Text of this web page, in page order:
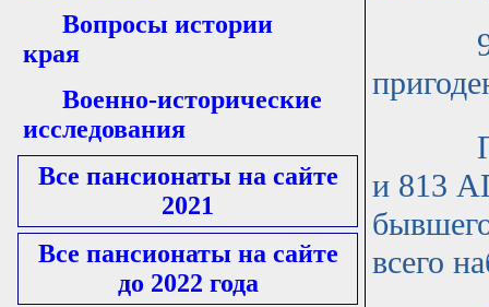
Вопросы истории
края
Военно-исторические
исследования
Все пансионаты на сайте
2021
Все пансионаты на сайте
до 2022 года
962
и 813
всего